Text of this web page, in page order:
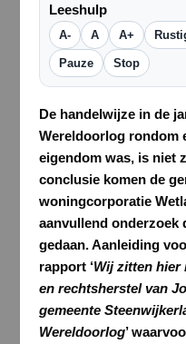
Leeshulp
A- A A+
Pauze Stop
De handelwijze in de
Wereldoorlog rondom
eigendom was, is niet
conclusie komen de
woningcorporatie
aanvullend onderzoek
gedaan. Aanleiding
rapport ‘Wij zitten hier
en rechtsherstel van
gemeente
Wereldoorlog’